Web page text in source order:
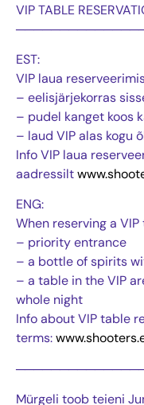
VIP TABLE
EST:
VIP laua
– eelisjärjekorras
– pudel kanget koos
– laud VIP alas kogu
Info VIP laua
aadressilt
ENG:
When reserving a
– priority entrance
– a bottle of spirits
– a table in the VIP
whole night
Info about VIP table
terms:
Mürgeli toob teieni